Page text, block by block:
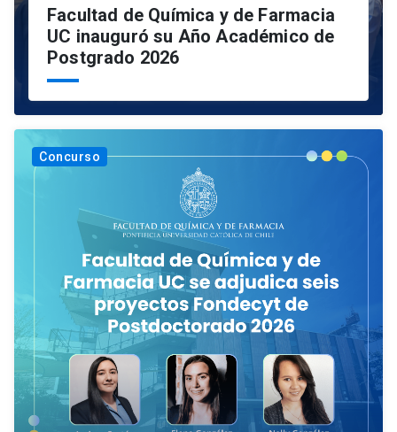
Facultad de Química y de Farmacia
UC inauguró su Año Académico de
Postgrado 2026
Concurso